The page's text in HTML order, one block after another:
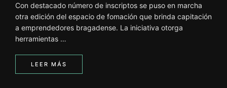
Con destacado número de inscriptos se puso en marcha
otra edición del espacio de fomación que brinda capitación
a emprendedores bragadense. La iniciativa otorga
herramientas …
LEER MÁS